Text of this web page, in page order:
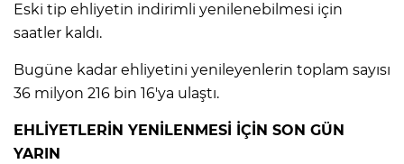
Eski tip ehliyetin indirimli yenilenebilmesi için
saatler kaldı.
Bugüne kadar ehliyetini yenileyenlerin toplam sayısı
36 milyon 216 bin 16'ya ulaştı.
EHLİYETLERİN YENİLENMESİ İÇİN SON GÜN
YARIN